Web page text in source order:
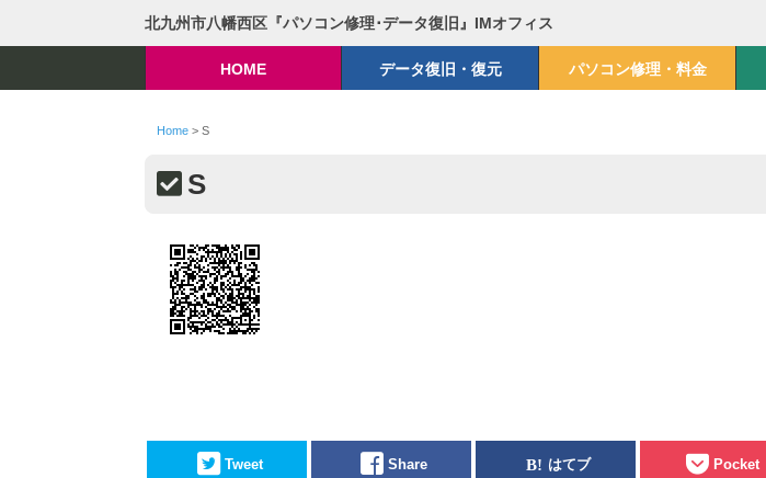
北九州市八幡西区『パソコン修理･データ復旧』IMオフィス
HOME データ復旧・復元 パソコン修理・料金
Home> S
S
Tweet Share はてブ Pocket